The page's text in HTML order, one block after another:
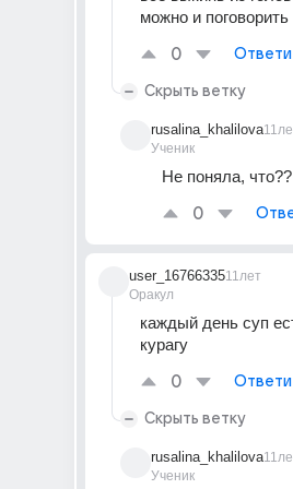
можно и поговорить
0
Скрыть ветку
rusalina_khalilova
Ученик
Не поняла, что??
0
user_16766335
Оракул
11лет
каждый день суп
курагу
0
Скрыть ветку
rusalina_khalilova
Ученик